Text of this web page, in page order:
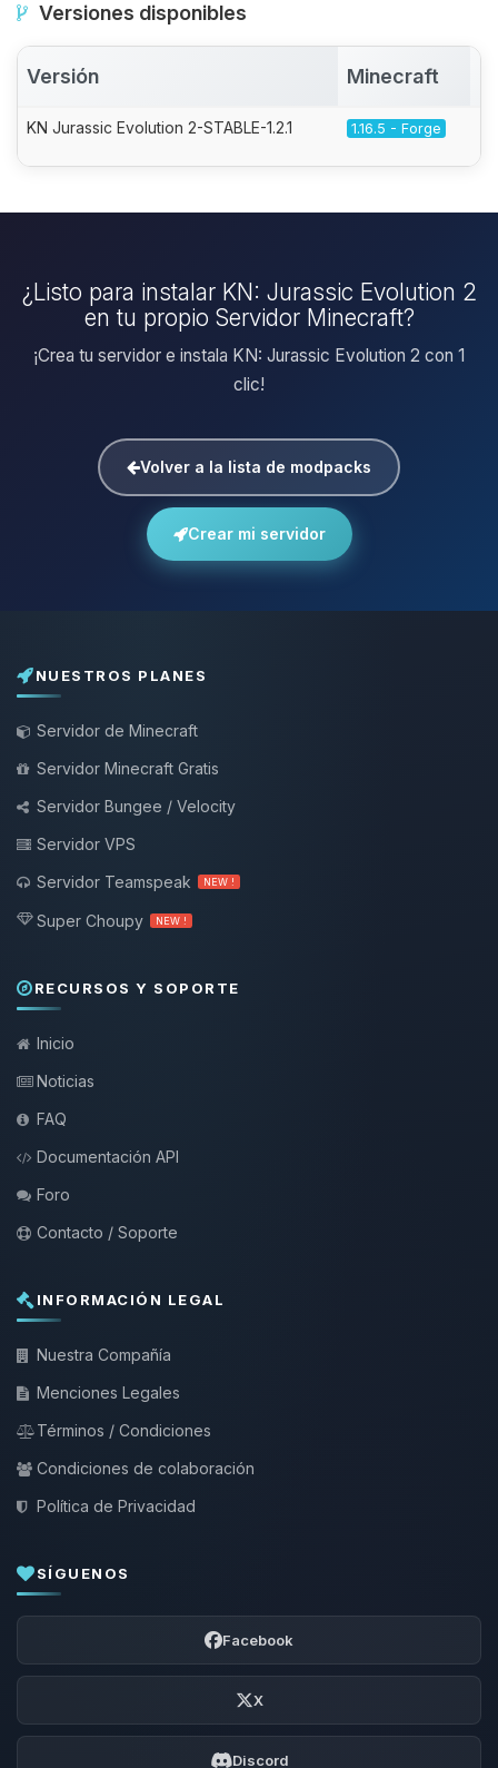
Versiones disponibles
Versión Minecraft
KN Jurassic Evolution 2-STABLE-1.2.1 1.16.5 - Forge
¿Listo para instalar KN: Jurassic Evolution 2
en tu propio Servidor Minecraft?
¡Crea tu servidor e instala KN: Jurassic Evolution 2 con 1
clic!
Volver a la lista de modpacks
Crear mi servidor
NUESTROS PLANES
Servidor de Minecraft
Servidor Minecraft Gratis
Servidor Bungee / Velocity
Servidor VPS
Servidor Teamspeak
NEW !
Super Choupy NEW !
RECURSOS Y SOPORTE
Inicio
Noticias
FAQ
Documentación API
Foro
Contacto / Soporte
INFORMACIÓN LEGAL
Nuestra Compañía
Menciones Legales
Términos / Condiciones
Condiciones de colaboración
Política de Privacidad
SÍGUENOS
Facebook
X
Discord